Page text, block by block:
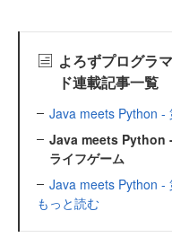
よろずプログラ
ド連載記事一覧
Java meets Python -
Java meets Python
ライフゲーム
Java meets Python -
もっと読む